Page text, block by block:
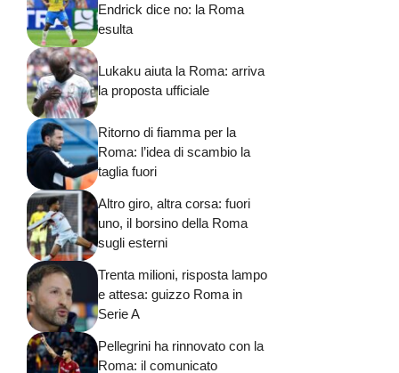
Endrick dice no: la Roma
esulta
Lukaku aiuta la Roma: arriva
la proposta ufficiale
Ritorno di fiamma per la
Roma: l’idea di scambio la
taglia fuori
Altro giro, altra corsa: fuori
uno, il borsino della Roma
sugli esterni
Trenta milioni, risposta lampo
e attesa: guizzo Roma in
Serie A
Pellegrini ha rinnovato con la
Roma: il comunicato